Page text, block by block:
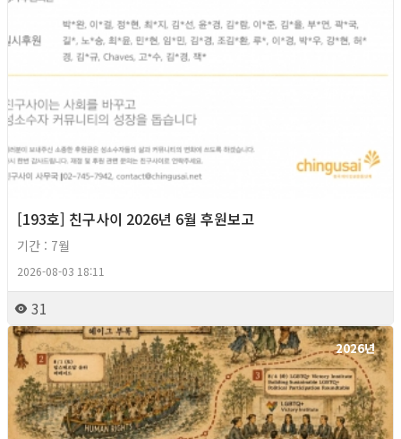
[193호] 친구사이 2026년 6월 후원보고
기간 : 7월
2026-08-03 18:11
31
2026년